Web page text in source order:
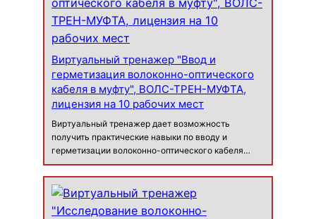
Виртуальный тренажер "Ввод и
герметизация волоконно-оптического
кабеля в муфту", ВОЛС-ТРЕН-МУФТА,
лицензия на 10 рабочих мест
Виртуальный тренажер дает возможность
получить практические навыки по вводу и
герметизации волоконно-оптического кабеля
(ВОК) в оптическую муфту с помощью комплектов
вводов механическим способом и с применением
термоусаживаемых материалов, а также